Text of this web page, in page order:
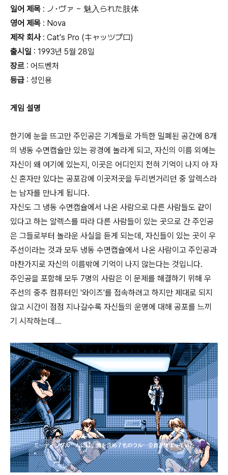
일어 제목 : ノ･ヴァ ~ 魅入られた肢体
영어 제목 : Nova
제작 회사: Cat's Pro (キャッツプロ)
출시일 : 1993년 5월 28일
장르 : 어드벤처
등급 : 성인용
게임 설명
한기에 눈을 뜨고만 주인공은 기계들로 가득한 밀폐된 공간에 8개
의 냉동 수면캡슐만 있는 광경에 놀라게 되고, 자신의 이름 외에는
자신이 왜 여기에 있는지, 이곳은 어디인지 전혀 기억이 나지 아 자
신 혼자만 있다는 공포감에 이곳저곳을 두리번거리던 중 알렉스라
는 남자를 만나게 됩니다.
자신도 그 냉동 수면캡슐에서 나온 사람으로 다른 사람들도 같이
있다고 하는 알렉스를 따라 다른 사람들이 있는 곳으로 간 주인공
은 그들로부터 놀라운 사실을 듣게 되는데, 자신들이 있는 곳이 우
주선이라는 것과 모두 냉동 수면캡슐에서 나온 사람이고 주인공과
마찬가지로 자신의 이름밖에 기억이 나지 않는다는 것입니다.
주인공을 포함해 모두 7명의 사람은 이 문제를 해결하기 위해 우
주선의 중추 컴퓨터인 '와이즈'를 접속하려고 하지만 제대로 되지
않고 시간이 점점 지나갈수록 자신들의 운명에 대해 공포를 느끼
기 시작하는데...